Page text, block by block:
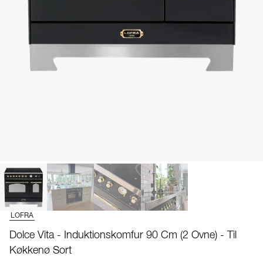
LOFRA
Dolce Vita - Induktionskomfur 90 Cm (2 Ovne) - Til
Køkkenø Sort